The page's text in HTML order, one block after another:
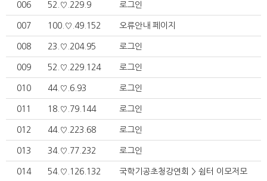
006 52.♡.229.9 로그인
007 100.♡.49.152 오류안내 페이지
008 23.♡.204.95 로그인
009 52.♡.229.124 로그인
010 44.♡.6.93 로그인
011 18.♡.79.144 로그인
012 44.♡.223.68 로그인
013 34.♡.77.232 로그인
014 54.♡.126.132 국학기공초청강연회 > 쉼터 이모저모